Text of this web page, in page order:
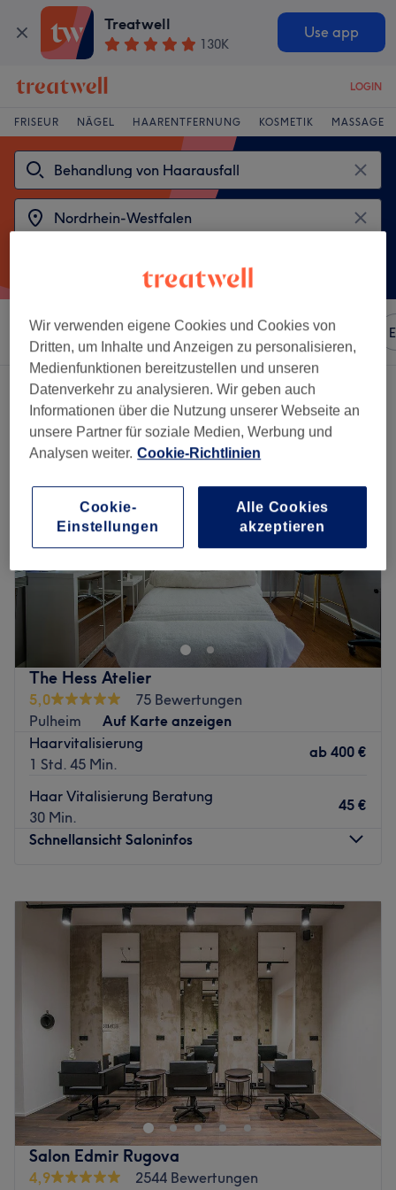
Treatwell
130K
Use app
LOGIN
FRISEUR NÄGEL HAARENTFERNUNG KOSMETIK MASSAGE
Sortieren nach Beliebiger Preis Marken Salons
2 Salons die anbieten:
behandlung von haarausfall in Nordrhein-Westfalen
The Hess Atelier
5,0
75 Bewertungen
Pulheim
Auf Karte anzeigen
Haarvitalisierung
1 Std. 45 Min.
ab 400 €
Haar Vitalisierung Beratung
30 Min.
45 €
Schnellansicht Saloninfos
Dienstag
10:00–20:00
Mittwoch
10:00–19:00
10:00
10:00
Samstag
Geschlossen
Sonntag
Geschlossen
Zurück zur Salonansicht
Salon Edmir Rugova
4,9
2544 Bewertungen
Wir verwenden eigene Cookies und Cookies von
Dritten, um Inhalte und Anzeigen zu personalisieren,
Medienfunktionen bereitzustellen und unseren
Datenverkehr zu analysieren. Wir geben auch
Informationen über die Nutzung unserer Webseite an
unsere Partner für soziale Medien, Werbung und
Analysen weiter. Cookie-Richtlinien
Cookie-
Einstellungen
Alle Cookies
akzeptieren